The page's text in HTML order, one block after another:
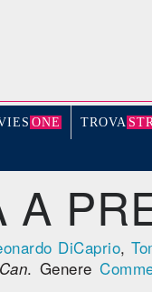
S ONE TROVA
A
DiCaprio,
. Genere